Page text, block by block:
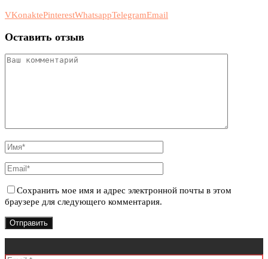
VKonaktePinterestWhatsappTelegramEmail
Оставить отзыв
Сохранить мое имя и адрес электронной почты в этом
браузере для следующего комментария.